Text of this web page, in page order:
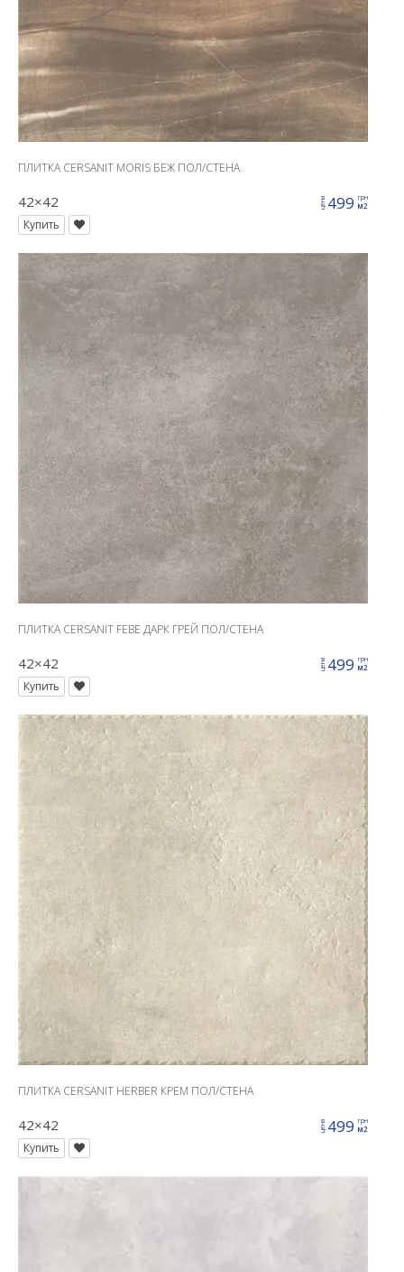
ПЛИТКА CERSANIT MORIS БЕЖ ПОЛ/СТЕНА
42×42 цена 499 грн
м2
Купить
ПЛИТКА CERSANIT FEBE ДАРК ГРЕЙ ПОЛ/СТЕНА
42×42 цена 499 грн
м2
Купить
ПЛИТКА CERSANIT HERBER КРЕМ ПОЛ/СТЕНА
42×42 цена499 грн
м2
Купить